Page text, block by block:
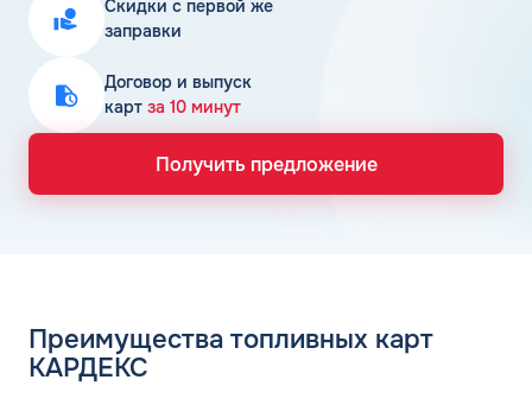
Скидки с первой же
заправки
Договор и выпуск
карт за 10 минут
Получить предложение
Преимущества топливных карт
КАРДЕКС